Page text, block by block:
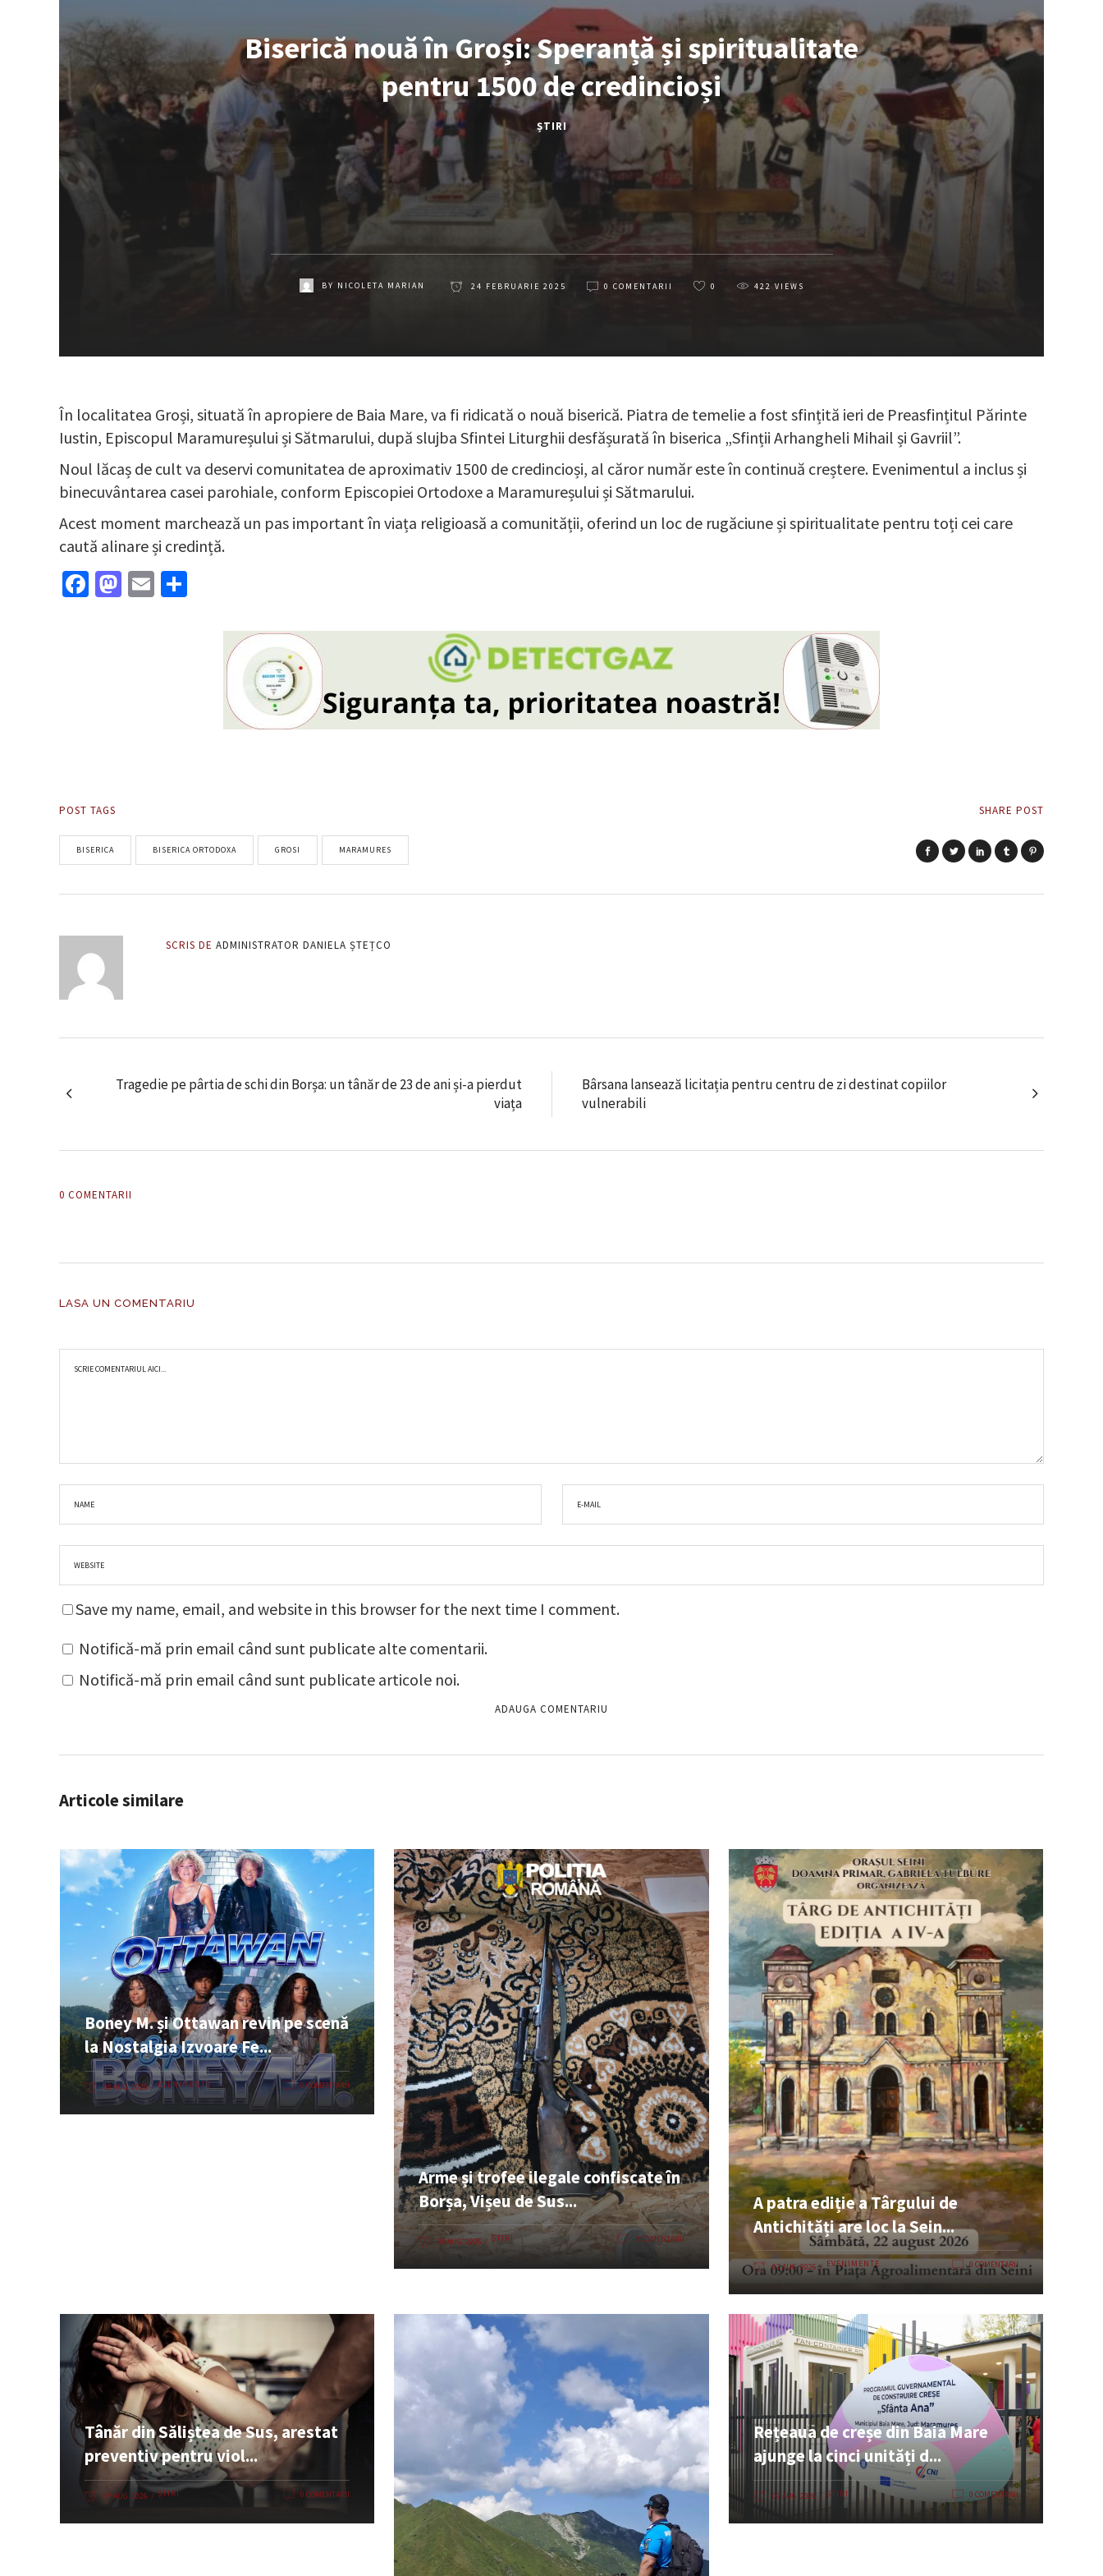
Biserică nouă în Groși: Speranță și spiritualitate
pentru 1500 de credincioși
ȘTIRI
BY NICOLETA MARIAN 24 FEBRUARIE 2025 0 COMENTARII 0 422 VIEWS
În localitatea Groși, situată în apropiere de Baia Mare, va fi ridicată o nouă biserică. Piatra de temelie a fost sfințită ieri de Preasfințitul Părinte
Iustin, Episcopul Maramureșului și Sătmarului, după slujba Sfintei Liturghii desfășurată în biserica „Sfinții Arhangheli Mihail și Gavriil”.
Noul lăcaș de cult va deservi comunitatea de aproximativ 1500 de credincioși, al căror număr este în continuă creștere. Evenimentul a inclus și
binecuvântarea casei parohiale, conform Episcopiei Ortodoxe a Maramureșului și Sătmarului.
Acest moment marchează un pas important în viața religioasă a comunității, oferind un loc de rugăciune și spiritualitate pentru toți cei care
caută alinare și credință.
Facebook
Mastodon
Email
POST TAGS
BISERICA BISERICA ORTODOXA GROSI MARAMURES
SHARE POST
SCRIS DE ADMINISTRATOR DANIELA ȘTEȚCO
Tragedie pe pârtia de schi din Borșa: un tânăr de 23 de ani și-a pierdut
viața
Bârsana lansează licitația pentru centru de zi destinat copiilor
vulnerabili
0 COMENTARII
LASA UN COMENTARIU
Save my name, email, and website in this browser for the next time I comment.
Notifică-mă prin email când sunt publicate alte comentarii.
Notifică-mă prin email când sunt publicate articole noi.
Articole similare
Boney M. și Ottawan revin pe scenă
la Nostalgia Izvoare Fe...
08 AUG. 2026 EVENIMENTE 0 COMENTARII
Arme și trofee ilegale confiscate în
Borșa, Vișeu de Sus...
08 AUG. 2026 ȘTIRI 0 COMENTARII
A patra ediție a Târgului de
Antichități are loc la Sein...
07 AUG. 2026 EVENIMENTE 0 COMENTARII
Tânăr din Săliștea de Sus, arestat
preventiv pentru viol...
07 AUG. 2026 ȘTIRI 0 COMENTARII
Rețeaua de creșe din Baia Mare
ajunge la cinci unități d...
07 AUG. 2026 ȘTIRI 0 COMENTARII